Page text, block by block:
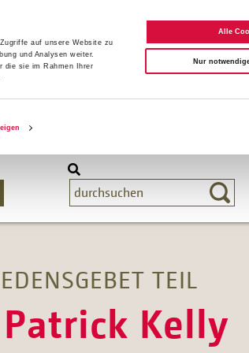
auf unsere Website zu
und Analysen weiter.
die sie im Rahmen Ihrer
Alle
Nur
TEIL
Kelly